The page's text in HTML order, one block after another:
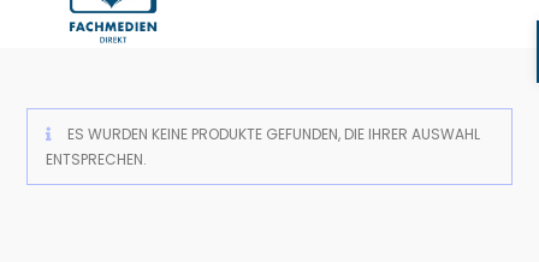
ES WURDEN KEINE PRODUKTE GEFUNDEN, DIE IHRER AUSWAHL
ENTSPRECHEN.